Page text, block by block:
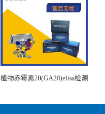
植物赤霉素20(GA20)elisa检测